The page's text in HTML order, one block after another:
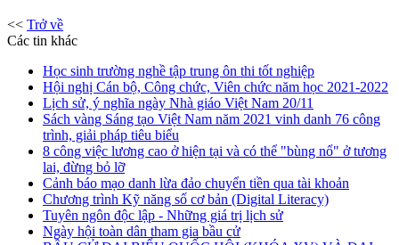
<< Trở về
Các tin khác
Học sinh trường nghề tập trung ôn thi tốt nghiệp
Hội nghị Cán bộ, Công chức, Viên chức năm học 2021-2022
Lịch sử, ý nghĩa ngày Nhà giáo Việt Nam 20/11
Sách vàng Sáng tạo Việt Nam năm 2021 vinh danh 76 công
trình, giải pháp tiêu biểu
8 công việc lương cao ở hiện tại và có thể "bùng nổ" ở tương
lai, đừng bỏ lỡ
Cảnh báo mạo danh lừa đảo chuyển tiền qua tài khoản
Chương trình Kỹ năng số cơ bản (Digital Literacy)
Tuyên ngôn độc lập - Những giá trị lịch sử
Ngày hội toàn dân tham gia bầu cử